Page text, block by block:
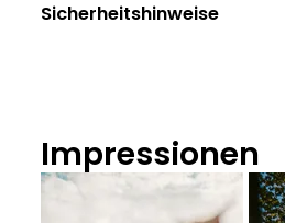
Sicherheitshinweise
Impressionen